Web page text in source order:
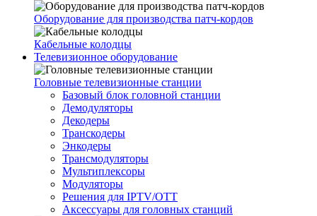
Оборудование для производства патч-кордов
Кабельные колодцы
Телевизионное оборудование
Головные телевизионные станции
Базовый блок головной станции
Демодуляторы
Декодеры
Транскодеры
Энкодеры
Трансмодуляторы
Мультиплексоры
Модуляторы
Решения для IPTV/OTT
Аксессуары для головных станций